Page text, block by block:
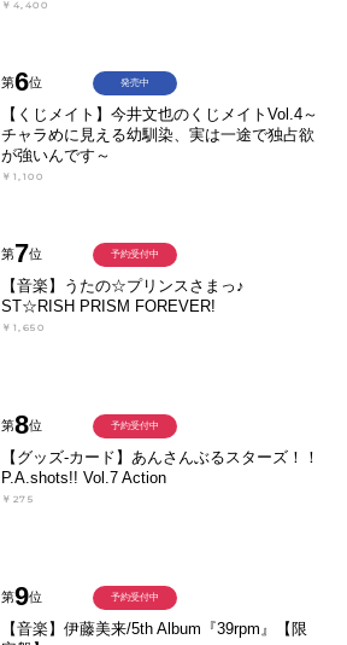
￥4,400
第6位
【くじメイト】今井文也のくじメイトVol.4～
チャラめに見える幼馴染、実は一途で独占欲
が強いんです～
￥1,100
発売中
第7位
【音楽】うたの☆プリンスさまっ♪
ST☆RISH PRISM FOREVER!
￥1,650
予約受付中
第8位
【グッズ-カード】あんさんぶるスターズ！！
P.A.shots!! Vol.7 Action
￥275
予約受付中
第9位
【音楽】伊藤美来/5th Album『39rpm』【限
予約受付中